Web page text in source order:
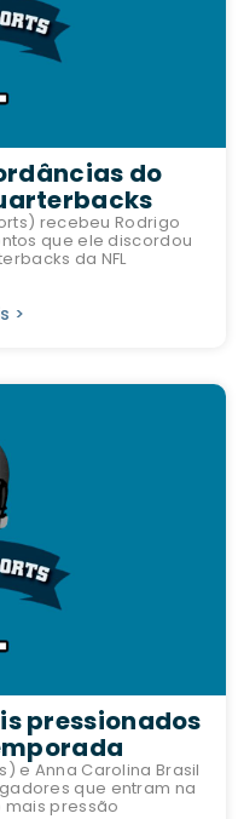
do
recebeu Rodrigo
que ele discordou
da NFL
>
pressionados
e Anna Carolina Brasil
que entram na
mais pressão